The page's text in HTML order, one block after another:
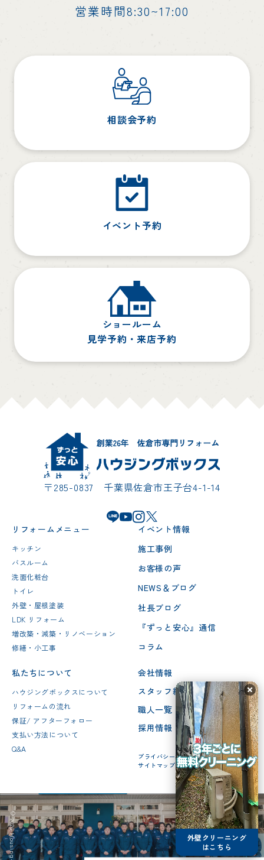
営業時間8:30~17:00
相談会予約
イベント予約
ショールーム
見学予約・来店予約
〒285-0837 千葉県佐倉市王子台4-1-14
リフォームメニュー
キッチン
バスルーム
洗面化粧台
トイレ
外壁・屋根塗装
LDK リフォーム
増改築・減築・リノベーション
修繕・小工事
イベント情報
施工事例
お客様の声
NEWS＆ブログ
社長ブログ
『ずっと安心』通信
コラム
私たちについて
ハウジングボックスについて
リフォームの流れ
保証/ アフターフォロー
支払い方法について
Q&A
会社情報
スタッフ紹介
職人一覧
採用情報
プライバシーポリシー
サイトマップ
外壁クリーニング
はこちら